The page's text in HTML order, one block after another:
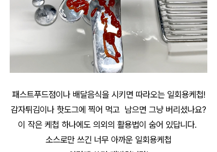
패스트푸드점이나 배달음식을 시키면 따라오는 일회용케첩!
감자튀김이나 핫도그에 찍어 먹고 남으면 그냥 버리셨나요?
이 작은 케첩 하나에도 의외의 활용법이 숨어 있답니다.
소스로만 쓰긴 너무 아까운 일회용케첩